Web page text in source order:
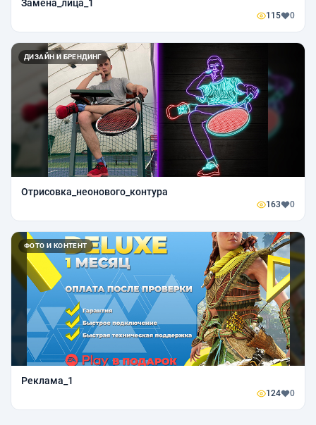
Замена_лица_1
115 0
ДИЗАЙН И БРЕНДИНГ
Отрисовка_неонового_контура
163 0
ФОТО И КОНТЕНТ
Реклама_1
124 0